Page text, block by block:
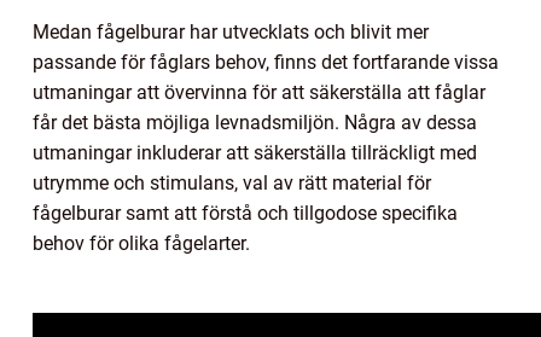
Medan fågelburar har utvecklats och blivit mer
passande för fåglars behov, finns det fortfarande vissa
utmaningar att övervinna för att säkerställa att fåglar
får det bästa möjliga levnadsmiljön. Några av dessa
utmaningar inkluderar att säkerställa tillräckligt med
utrymme och stimulans, val av rätt material för
fågelburar samt att förstå och tillgodose specifika
behov för olika fågelarter.